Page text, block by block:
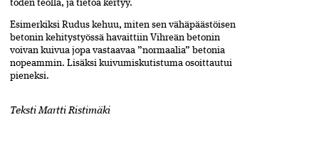
toden teolla, ja tietoa kertyy.
Esimerkiksi Rudus kehuu, miten sen vähäpäästöisen
betonin kehitystyössä havaittiin Vihreän betonin
voivan kuivua jopa vastaavaa ”normaalia” betonia
nopeammin. Lisäksi kuivumiskutistuma osoittautui
pieneksi.
Teksti Martti Ristimäki